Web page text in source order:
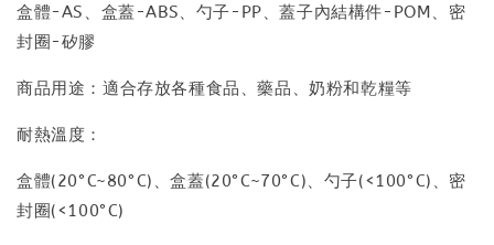
盒體-AS、盒蓋-ABS、勺子-PP、蓋子內結構件-POM、密
封圈-矽膠
商品用途：適合存放各種食品、藥品、奶粉和乾糧等
耐熱溫度：
盒體(20°C~80°C)、盒蓋(20°C~70°C)、勺子(<100°C)、密
封圈(<100°C)